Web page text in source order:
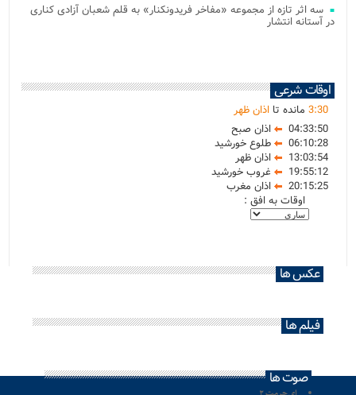
سه اثر تازه از مجموعه «مفاخر فریدونکنار» به قلم شعبان آزادی کناری
در آستانه انتشار
اوقات شرعی
3:30 مانده تااذان ظهر
04:33:50
اذان صبح
06:10:28
طلوع خورشید
13:03:54
اذان ظهر
19:55:12
غروب خورشید
20:15:25
اذان مغرب
اوقات به افق :
عکس ها
فیلم ها
صوت ها